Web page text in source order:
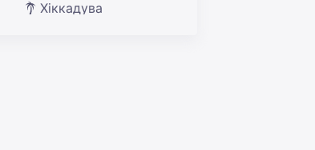
Хіккадува